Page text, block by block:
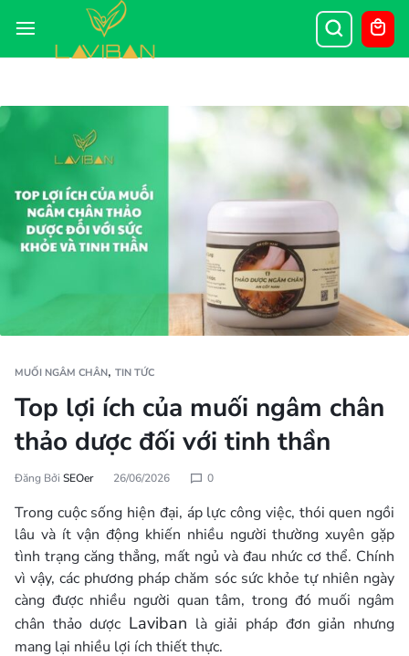
MUỐI NGÂM CHÂN, TIN TỨC
Top lợi ích của muối ngâm chân
thảo dược đối với tinh thần
Đăng Bởi SEOer 26/06/2026 0
Trong cuộc sống hiện đại, áp lực công việc, thói quen ngồi
lâu và ít vận động khiến nhiều người thường xuyên gặp
tình trạng căng thẳng, mất ngủ và đau nhức cơ thể. Chính
vì vậy, các phương pháp chăm sóc sức khỏe tự nhiên ngày
càng được nhiều người quan tâm, trong đó muối ngâm
chân thảo dược Laviban là giải pháp đơn giản nhưng
mang lại nhiều lợi ích thiết thực.